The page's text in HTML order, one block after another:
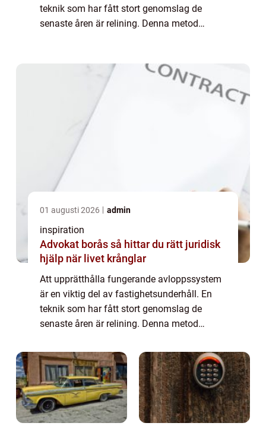
teknik som har fått stort genomslag de
senaste åren är relining. Denna metod
01 augusti 2026 admin
inspiration
Advokat borås så hittar du rätt juridisk
hjälp när livet krånglar
Att upprätthålla fungerande avloppssystem
är en viktig del av fastighetsunderhåll. En
teknik som har fått stort genomslag de
senaste åren är relining. Denna metod